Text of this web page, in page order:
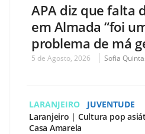
APA diz que falta
em Almada “foi
problema de má
5 de Agosto, 2026 Sofia
LARANJEIRO
JUVENTUDE
Laranjeiro | Cultura pop
Casa Amarela